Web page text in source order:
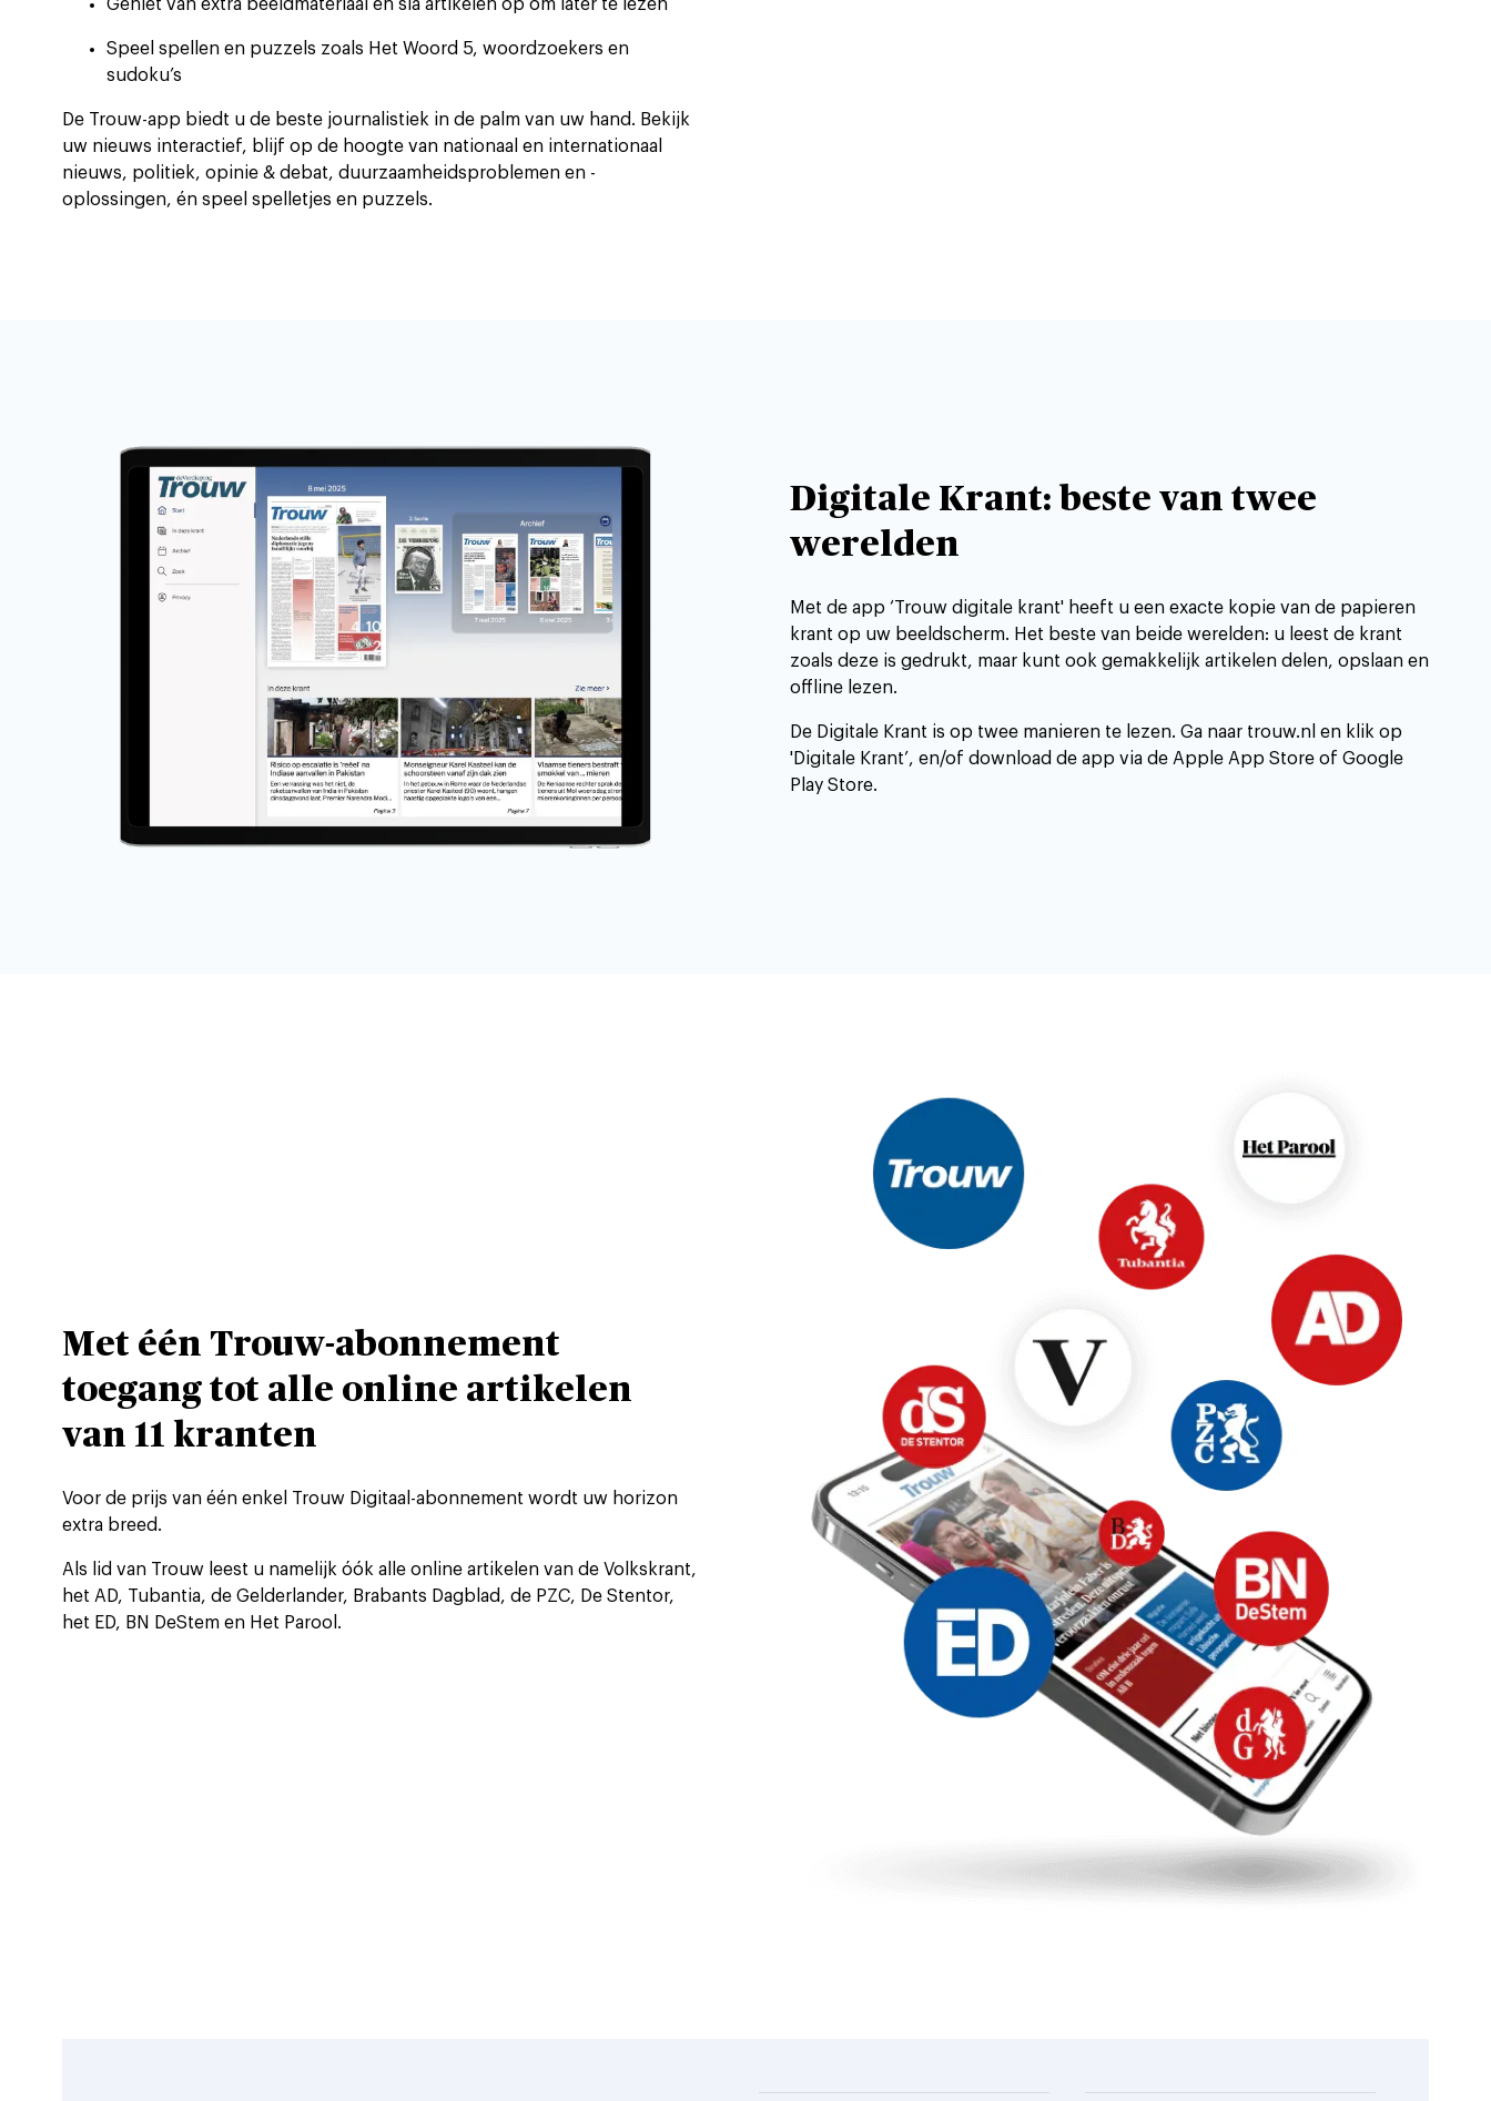
Geniet van extra beeldmateriaal en sla artikelen op om later te lezen
Speel spellen en puzzels zoals Het Woord 5, woordzoekers en
sudoku’s
De Trouw-app biedt u de beste journalistiek in de palm van uw hand. Bekijk
uw nieuws interactief, blijf op de hoogte van nationaal en internationaal
nieuws, politiek, opinie & debat, duurzaamheidsproblemen en -
oplossingen, én speel spelletjes en puzzels.
Digitale Krant: beste van twee
werelden
Met de app ‘Trouw digitale krant' heeft u een exacte kopie van de papieren
krant op uw beeldscherm. Het beste van beide werelden: u leest de krant
zoals deze is gedrukt, maar kunt ook gemakkelijk artikelen delen, opslaan en
offline lezen.
De Digitale Krant is op twee manieren te lezen. Ga naar trouw.nl en klik op
'Digitale Krant’, en/of download de app via de Apple App Store of Google
Play Store.
Met één Trouw-abonnement
toegang tot alle online artikelen
van 11 kranten
Voor de prijs van één enkel Trouw Digitaal-abonnement wordt uw horizon
extra breed.
Als lid van Trouw leest u namelijk óók alle online artikelen van de Volkskrant,
het AD, Tubantia, de Gelderlander, Brabants Dagblad, de PZC, De Stentor,
het ED, BN DeStem en Het Parool.